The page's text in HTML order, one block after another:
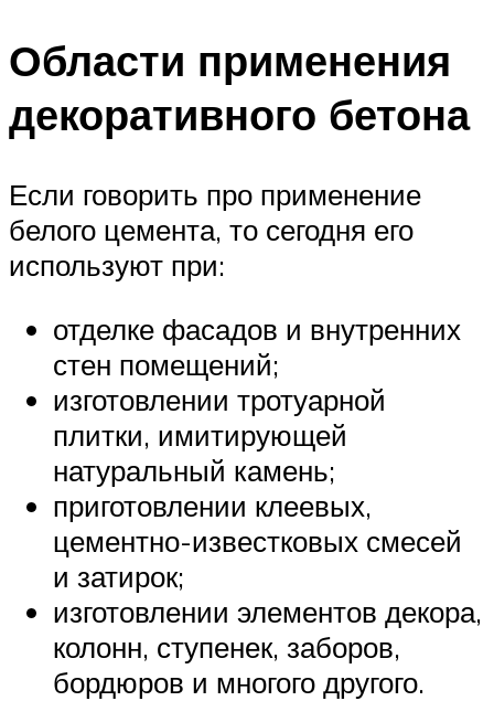
Области применения
декоративного бетона
Если говорить про применение
белого цемента, то сегодня его
используют при:
отделке фасадов и внутренних
стен помещений;
изготовлении тротуарной
плитки, имитирующей
натуральный камень;
приготовлении клеевых,
цементно-известковых смесей
и затирок;
изготовлении элементов декора,
колонн, ступенек, заборов,
бордюров и многого другого.